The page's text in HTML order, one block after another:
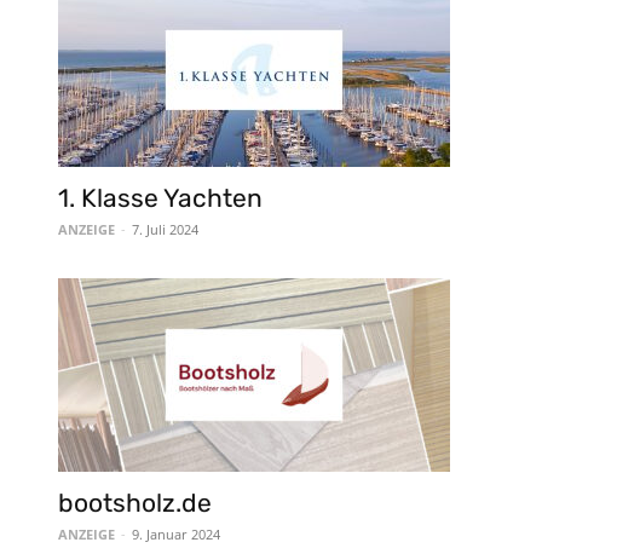
1. Klasse Yachten
ANZEIGE - 7. Juli 2024
bootsholz.de
ANZEIGE - 9. Januar 2024